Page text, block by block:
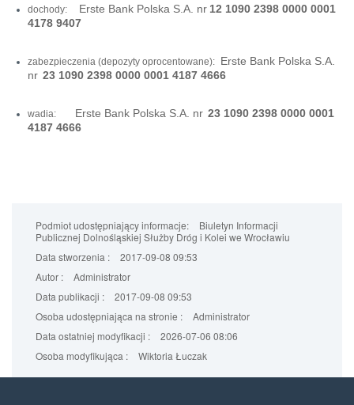
dochody: Erste Bank Polska S.A. nr 12 1090 2398 0000 0001
4178 9407
zabezpieczenia (depozyty oprocentowane): Erste Bank Polska S.A.
nr 23 1090 2398 0000 0001 4187 4666
wadia: Erste Bank Polska S.A. nr 23 1090 2398 0000 0001
4187 4666
Podmiot udostępniający informacje:
Biuletyn Informacji
Publicznej Dolnośląskiej Służby Dróg i Kolei we Wrocławiu
Data stworzenia :
2017-09-08 09:53
Autor :
Administrator
Data publikacji :
2017-09-08 09:53
Osoba udostępniająca na stronie :
Administrator
Data ostatniej modyfikacji :
2026-07-06 08:06
Osoba modyfikująca :
Wiktoria Łuczak